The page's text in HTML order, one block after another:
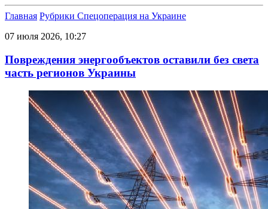
Главная Рубрики Спецоперация на Украине
07 июля 2026, 10:27
Повреждения энергообъектов оставили без света
часть регионов Украины